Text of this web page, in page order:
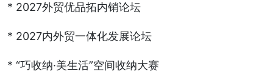
* 2027外贸优品拓内销论坛
* 2027内外贸一体化发展论坛
* “巧收纳·美生活”空间收纳大赛